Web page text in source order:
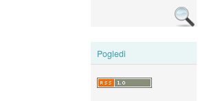
Pogledi